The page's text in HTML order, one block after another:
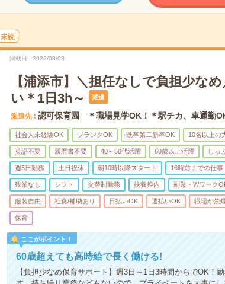
未読
掲載日 2026/08/03
【浦添市】＼担任なしで負担少な
い＊1日3h～
派遣
派遣先 認可保育園 ＊職場見学OK！＊駅チカ、車通勤
社会人未経験OK ブランクOK 既卒第二新卒OK 10名以上の
英語不要 履歴書不要 40～50代活躍 60歳以上活躍 しゅ
週5日勤務 土日祝休 朝10時以降スタート 16時前までの仕事
残業なし シフト 交替制勤務 扶養控内 副業・Wワーク
服装自由 社食/補助あり 日払いOK 週払いOK 職場が禁
保育
ここがポイント！
60歳超えても高時給で長く働ける!
【負担少なめ保育サポート】週3日～1日3時間からでOK！